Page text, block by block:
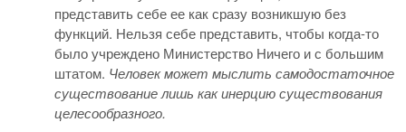
представить себе ее как сразу возникшую без
функций. Нельзя себе представить, чтобы когда-то
было учреждено Министерство Ничего и с большим
штатом. Человек может мыслить самодостаточное
существование лишь как инерцию существования
целесообразного.